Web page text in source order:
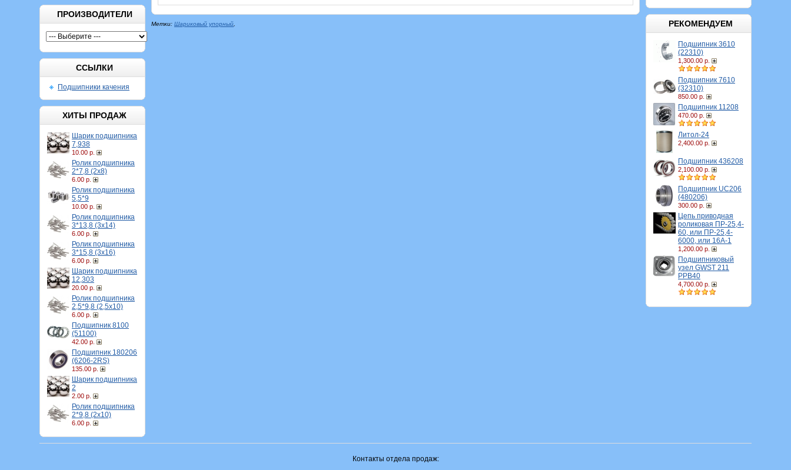
ПРОИЗВОДИТЕЛИ
ССЫЛКИ
Подшипники качения
ХИТЫ ПРОДАЖ
Шарик подшипника
7,938
10.00 р.
Ролик подшипника
2*7,8 (2х8)
6.00 р.
Ролик подшипника
5,5*9
10.00 р.
Ролик подшипника
3*13,8 (3х14)
6.00 р.
Ролик подшипника
3*15,8 (3х16)
6.00 р.
Шарик подшипника
12,303
20.00 р.
Ролик подшипника
2,5*9,8 (2,5х10)
6.00 р.
Подшипник 8100
(51100)
42.00 р.
Подшипник 180206
(6206-2RS)
135.00 р.
Шарик подшипника
2
2.00 р.
Ролик подшипника
2*9,8 (2х10)
6.00 р.
РЕКОМЕНДУЕМ
Подшипник 3610
(22310)
1,300.00 р.
Подшипник 7610
(32310)
850.00 р.
Подшипник 11208
470.00 р.
Литол-24
2,400.00 р.
Подшипник 436208
2,100.00 р.
Подшипник UC206
(480206)
300.00 р.
Цепь приводная
роликовая ПР-25,4-
60, или ПР-25,4-
6000, или 16A-1
1,200.00 р.
Подшипниковый
узел GWST 211
PPB40
4,700.00 р.
Метки: Шариковый упорный
Контакты отдела продаж: